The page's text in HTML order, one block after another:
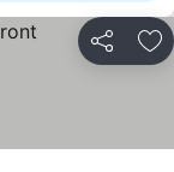
Compartir